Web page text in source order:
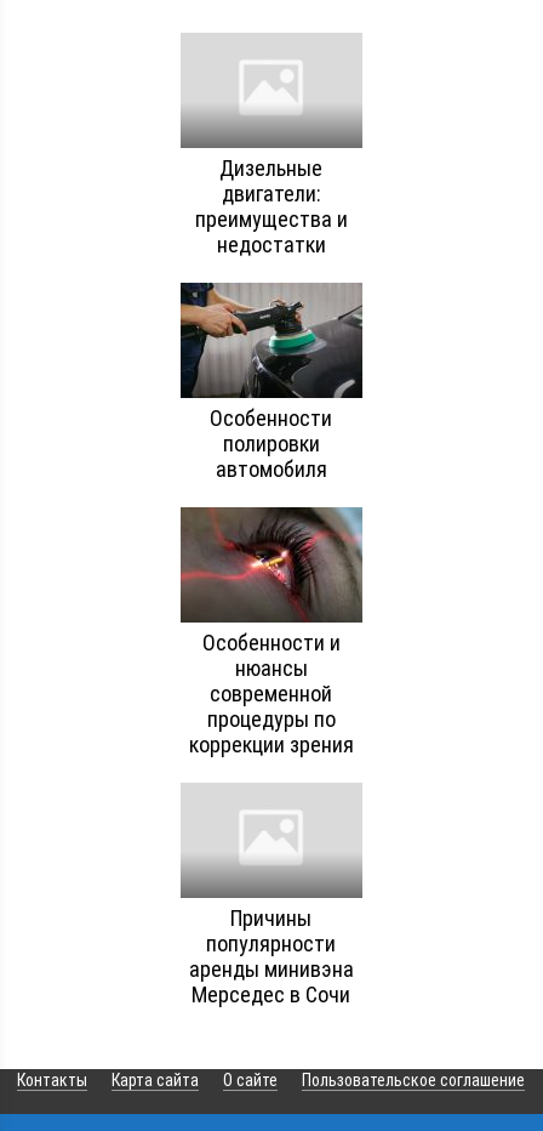
Дизельные
двигатели:
преимущества и
недостатки
Особенности
полировки
автомобиля
Особенности и
нюансы
современной
процедуры по
коррекции зрения
Причины
популярности
аренды минивэна
Мерседес в Сочи
Контакты Карта сайта О сайте Пользовательское соглашение